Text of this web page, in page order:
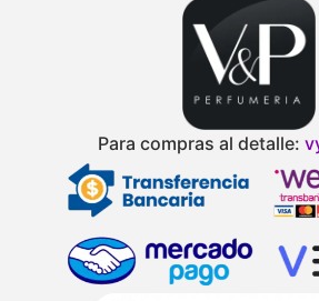
Para compras al detalle: